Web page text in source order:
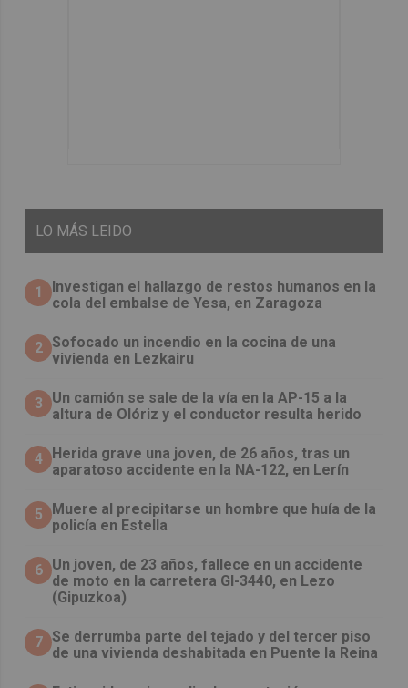
LO MÁS LEIDO
1
Investigan el hallazgo de restos humanos en la
cola del embalse de Yesa, en Zaragoza
2 Sofocado un incendio en la cocina de una
vivienda en Lezkairu
3
Un camión se sale de la vía en la AP-15 a la
altura de Olóriz y el conductor resulta herido
4
Herida grave una joven, de 26 años, tras un
aparatoso accidente en la NA-122, en Lerín
5
Muere al precipitarse un hombre que huía de la
policía en Estella
6 Un joven, de 23 años, fallece en un accidente
de moto en la carretera GI-3440, en Lezo
(Gipuzkoa)
7 Se derrumba parte del tejado y del tercer piso
de una vivienda deshabitada en Puente la Reina